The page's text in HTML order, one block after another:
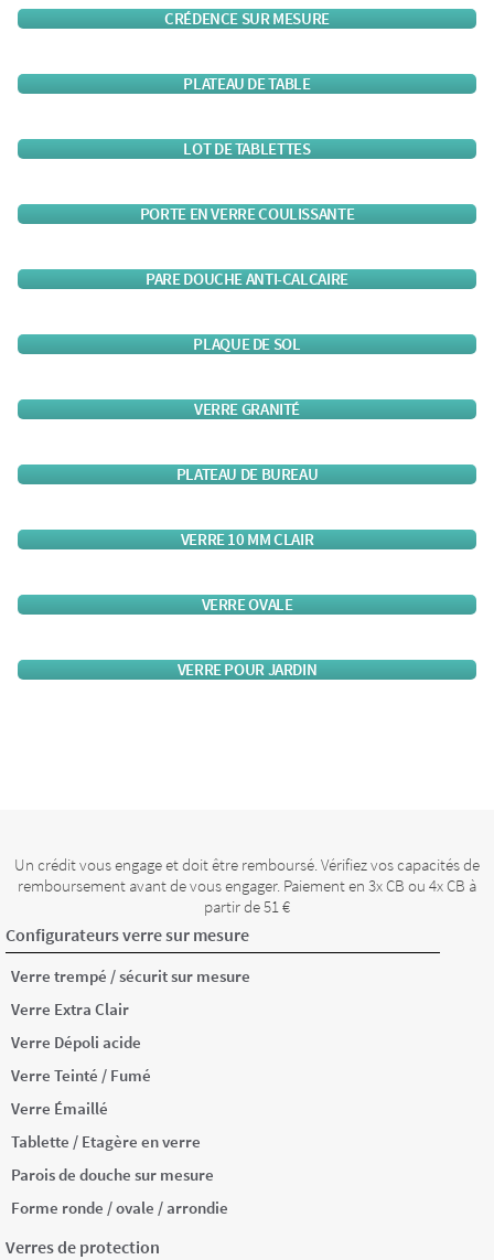
CRÉDENCE SUR MESURE
PLATEAU DE TABLE
LOT DE TABLETTES
PORTE EN VERRE COULISSANTE
PARE DOUCHE ANTI-CALCAIRE
PLAQUE DE SOL
VERRE GRANITÉ
PLATEAU DE BUREAU
VERRE 10 MM CLAIR
VERRE OVALE
VERRE POUR JARDIN
Un crédit vous engage et doit être remboursé. Vérifiez vos capacités de
remboursement avant de vous engager. Paiement en 3x CB ou 4x CB à
partir de 51 €
Configurateurs verre sur mesure
Verre trempé / sécurit sur mesure
Verre Extra Clair
Verre Dépoli acide
Verre Teinté / Fumé
Verre Émaillé
Tablette / Etagère en verre
Parois de douche sur mesure
Forme ronde / ovale / arrondie
Verres de protection